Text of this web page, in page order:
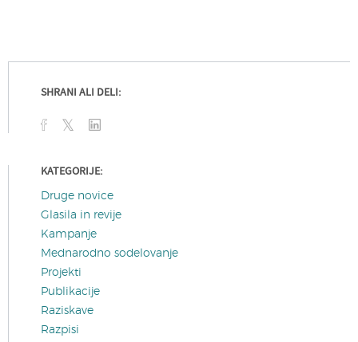
SHRANI ALI DELI:
KATEGORIJE:
Druge novice
Glasila in revije
Kampanje
Mednarodno sodelovanje
Projekti
Publikacije
Raziskave
Razpisi